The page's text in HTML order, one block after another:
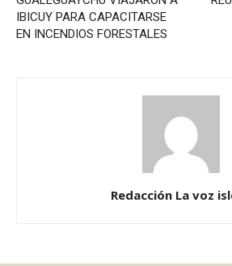
IBICUY PARA CAPACITARSE
EN INCENDIOS FORESTALES
Redacción La voz